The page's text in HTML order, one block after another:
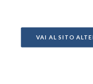
VAI AL SITO